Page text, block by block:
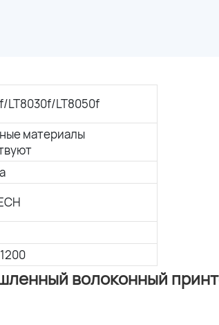
LT8030f/LT8050f
материалы
волоконный